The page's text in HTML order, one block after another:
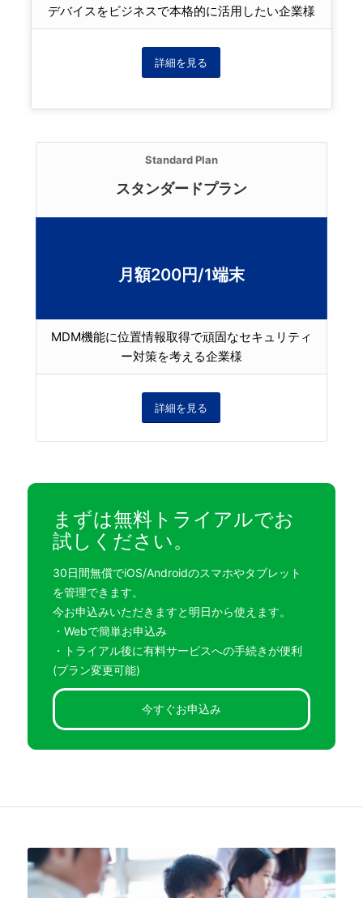
デバイスをビジネスで本格的に活用したい企業様
詳細を見る
Standard Plan
スタンダードプラン
月額200円/1端末
MDM機能に位置情報取得で頑固なセキュリティ
ー対策を考える企業様
詳細を見る
まずは無料トライアルでお
試しください。
30日間無償でiOS/Androidのスマホやタブレット
を管理できます。
今お申込みいただきますと明日から使えます。
・Webで簡単お申込み
・トライアル後に有料サービスへの手続きが便利
(プラン変更可能)
今すぐお申込み